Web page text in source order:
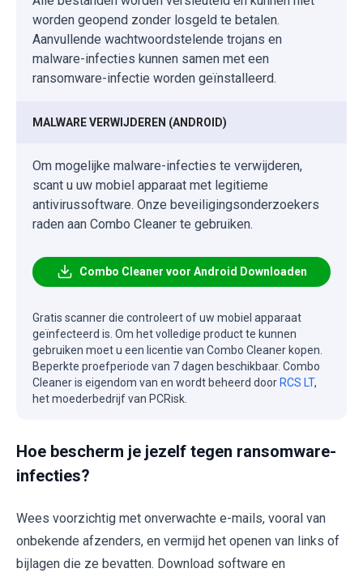
worden geopend zonder losgeld te betalen.
Aanvullende wachtwoordstelende trojans en
malware-infecties kunnen samen met een
ransomware-infectie worden geïnstalleerd.
MALWARE VERWIJDEREN (ANDROID)
Om mogelijke malware-infecties te verwijderen,
scant u uw mobiel apparaat met legitieme
antivirussoftware. Onze beveiligingsonderzoekers
raden aan Combo Cleaner te gebruiken.
Combo Cleaner voor Android Downloaden
Gratis scanner die controleert of uw mobiel apparaat
geïnfecteerd is. Om het volledige product te kunnen
gebruiken moet u een licentie van Combo Cleaner kopen.
Beperkte proefperiode van 7 dagen beschikbaar. Combo
Cleaner is eigendom van en wordt beheerd door RCS LT,
het moederbedrijf van PCRisk.
Hoe bescherm je jezelf tegen ransomware-
infecties?
Wees voorzichtig met onverwachte e-mails, vooral van
onbekende afzenders, en vermijd het openen van links of
bijlagen die ze bevatten. Download software en